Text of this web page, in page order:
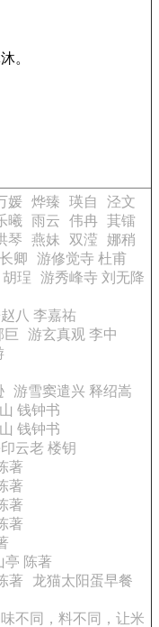
。
媛 烨臻 瑛自
泾文
曦 雨云 伟冉 萁镭
琴 燕妹 双滢
娜稍
卿
游修觉寺 杜甫
珵
游秀峰寺 刘无降
八 李嘉祐
巨
游玄真观 李中
游雪窦遣兴 释绍嵩
钱钟书
钱钟书
云老 楼钥
著
著
著
著
亭 陈著
著
龙猫太阳蛋早餐
不同，料不同，让米